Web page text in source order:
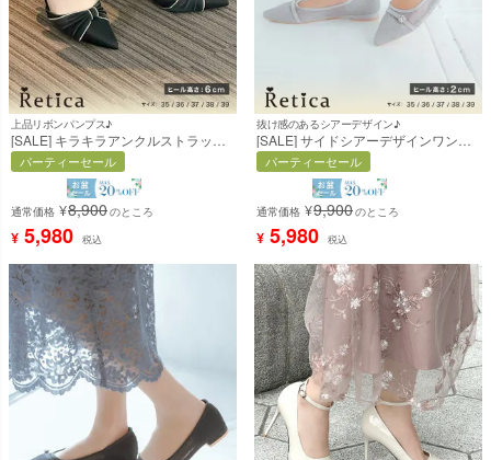
上品リボンパンプス♪
[SALE] キラキラアンクルストラップ
付きセンターリボンパンプス [Retica/
レティカ]
パーティーセール
通常価格 ¥8,900のところ
¥ 5,980 税込
抜け感のあるシアーデザイン♪
[SALE] サイドシアーデザインワンポ
イントビジューローヒールパンプス
(グレー) [Retica/レティカ]
パーティーセール
通常価格 ¥9,900のところ
¥ 5,980 税込